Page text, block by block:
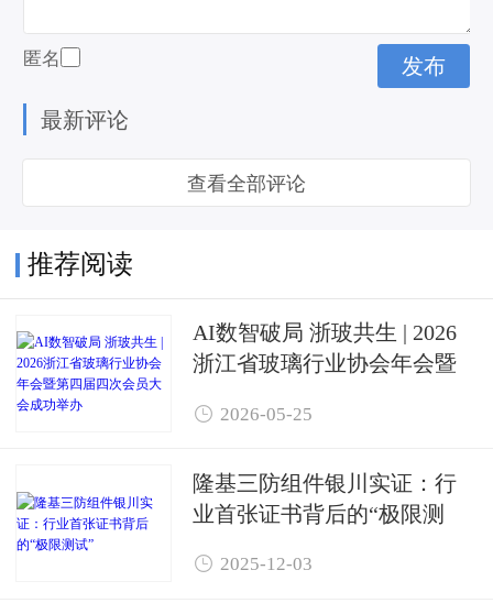
匿名
最新评论
查看全部评论
推荐阅读
AI数智破局 浙玻共生 | 2026
浙江省玻璃行业协会年会暨
办
 2026-05-25
隆基三防组件银川实证：行
业首张证书背后的“极限测
 2025-12-03